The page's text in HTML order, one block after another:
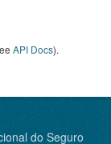
API Docs).
do Seguro